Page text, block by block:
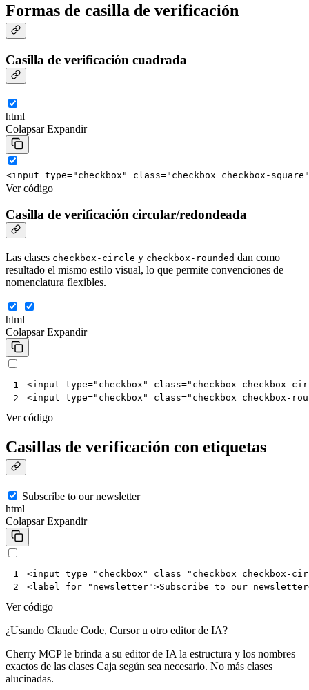
Formas de casilla de verificación
Casilla de verificación cuadrada
html
Colapsar Expandir
<input type="checkbox" class="checkbox checkbox-square"
Ver código
Casilla de verificación circular/redondeada
Las clases checkbox-circle y checkbox-rounded dan como
resultado el mismo estilo visual, lo que permite convenciones de
nomenclatura flexibles.
html
Colapsar Expandir
1
2
<input type="checkbox" class="checkbox checkbox-
<input type="checkbox" class="checkbox checkbox-
Ver código
Casillas de verificación con etiquetas
Subscribe to our newsletter
html
Colapsar Expandir
1
2
<input type="checkbox" class="checkbox checkbox-
<label for="newsletter">Subscribe to our newsletter
Ver código
¿Usando Claude Code, Cursor u otro editor de IA?
Cherry MCP le brinda a su editor de IA la estructura y los nombres
exactos de las clases Caja según sea necesario. No más clases
alucinadas.